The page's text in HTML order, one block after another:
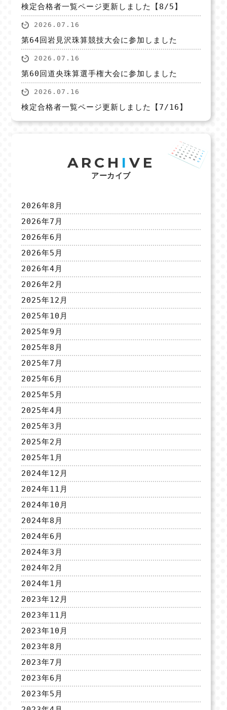
検定合格者一覧ページ更新しました【8/5】
2026.07.16
第64回岩見沢珠算競技大会に参加しました
2026.07.16
第60回道央珠算選手権大会に参加しました
2026.07.16
検定合格者一覧ページ更新しました【7/16】
ARCH I VE
アーカイブ
2026年8月
2026年7月
2026年6月
2026年5月
2026年4月
2026年2月
2025年12月
2025年10月
2025年9月
2025年8月
2025年7月
2025年6月
2025年5月
2025年4月
2025年3月
2025年2月
2025年1月
2024年12月
2024年11月
2024年10月
2024年8月
2024年6月
2024年3月
2024年2月
2024年1月
2023年12月
2023年11月
2023年10月
2023年8月
2023年7月
2023年6月
2023年5月